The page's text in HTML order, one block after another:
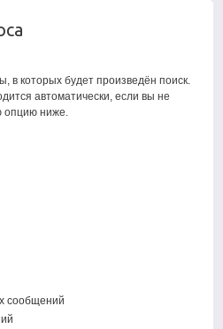
которых будет произведён поиск.
автоматически, если вы не
опцию ниже.
сообщений